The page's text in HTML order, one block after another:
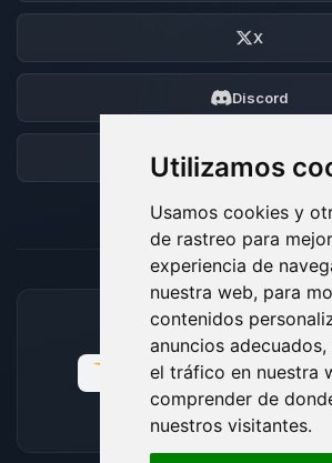
Utilizamos
Usamos cookies y
de rastreo para
experiencia de
nuestra web, para
contenidos
anuncios
el tráfico en nuestra
comprender de
nuestros visitantes.
X
Discord
Foro
MÉTODOS DE PAGO